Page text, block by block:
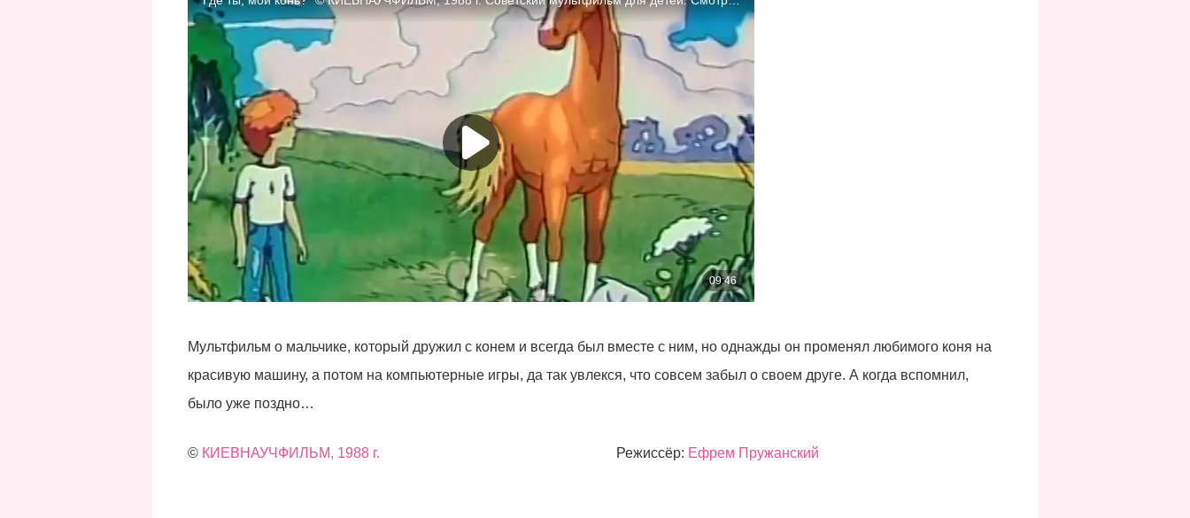
Мультфильм о мальчике, который дружил с конем и всегда был вместе с ним, но однажды он променял любимого коня на
красивую машину, а потом на компьютерные игры, да так увлекся, что совсем забыл о своем друге. А когда вспомнил,
было уже поздно…
© КИЕВНАУЧФИЛЬМ, 1988 г. Режиссёр: Ефрем Пружанский